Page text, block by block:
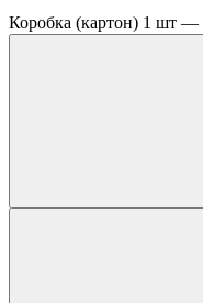
Коробка (картон) 1 шт —